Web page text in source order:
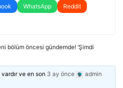
WhatsApp
Reddit
bölüm öncesi gündemde! ‘Şimdi
ve en son 3 ay önce
admin